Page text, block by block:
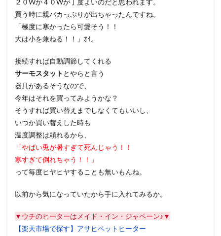
２０Wか４０Wが丁度よいのだと思われます。
買う時に親バカっぷりが出ちゃったんですね。
「極度に寒かったら可愛そう！！
大は小を兼ねる！！」ｵｲ。
接続すれば自動調節してくれる
サーモスタット とやらと言う
器具があるそうなので、
今年はそれを買ってみようかな？
そうすれば買い替えまでしなくてもいいし、
いつか買い替えした時も
温度調整は頼れるから、
「やばい兎が暑すぎて死んじゃう！！
寒すぎて倒れちゃう！！」
って毎度ヒヤヒヤすることも無いもんね。
以前から気になっていたから手に入れてみるか。
▼ウチのヒーターはメイド・イン・ジャペーン♪▼
【楽天市場で探す】アサヒペットヒーター